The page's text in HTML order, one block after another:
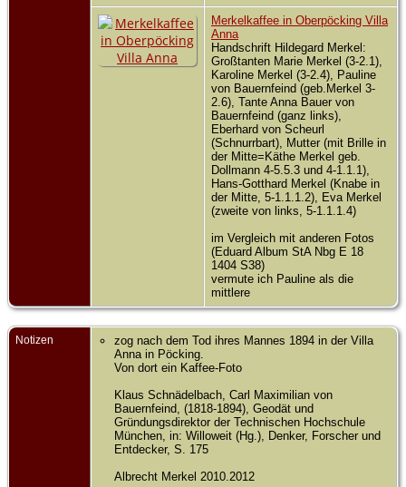
Merkelkaffee in Oberpöcking Villa
Anna
Handschrift Hildegard Merkel:
Großtanten Marie Merkel (3-2.1),
Karoline Merkel (3-2.4), Pauline
von Bauernfeind (geb.Merkel 3-
2.6), Tante Anna Bauer von
Bauernfeind (ganz links),
Eberhard von Scheurl
(Schnurrbart), Mutter (mit Brille in
der Mitte=Käthe Merkel geb.
Dollmann 4-5.5.3 und 4-1.1.1),
Hans-Gotthard Merkel (Knabe in
der Mitte, 5-1.1.1.2), Eva Merkel
(zweite von links, 5-1.1.1.4)
im Vergleich mit anderen Fotos
(Eduard Album StA Nbg E 18
1404 S38)
vermute ich Pauline als die
mittlere
Notizen
zog nach dem Tod ihres Mannes 1894 in der Villa
Anna in Pöcking.
Von dort ein Kaffee-Foto
Klaus Schnädelbach, Carl Maximilian von
Bauernfeind, (1818-1894), Geodät und
Gründungsdirektor der Technischen Hochschule
München, in: Willoweit (Hg.), Denker, Forscher und
Entdecker, S. 175
Albrecht Merkel 2010.2012